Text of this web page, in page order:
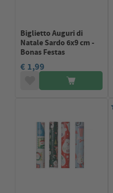
Biglietto Auguri di
Natale Sardo 6x9 cm -
Bonas Festas
€ 1,99